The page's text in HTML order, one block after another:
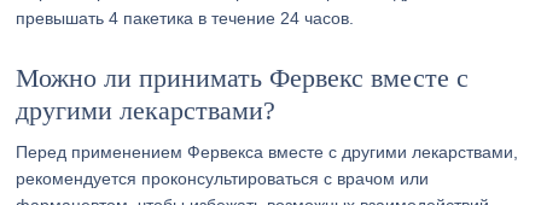
превышать 4 пакетика в течение 24 часов.
Можно ли принимать Фервекс вместе с
другими лекарствами?
Перед применением Фервекса вместе с другими лекарствами,
рекомендуется проконсультироваться с врачом или